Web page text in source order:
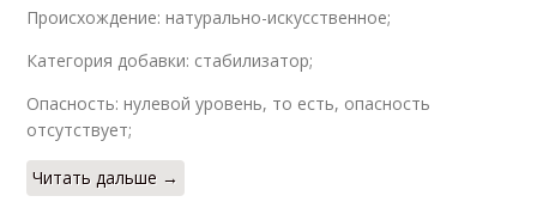
Происхождение: натурально-искусственное;
Категория добавки: стабилизатор;
Опасность: нулевой уровень, то есть, опасность
отсутствует;
Читать дальше →